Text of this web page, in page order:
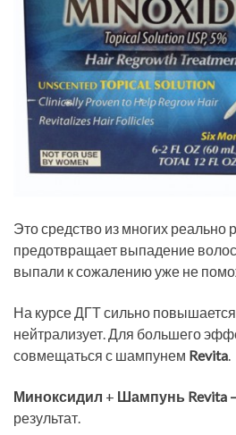
Это средство из многих реально
предотвращает выпадение
выпали к сожалению уже не
На курсе ДГТ сильно
нейтрализует. Для большего
совмещаться с шампунем Revita.
Миноксидил + Шампунь Revita
результат.